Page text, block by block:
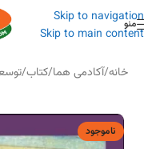
محتوا
Skip to navigation
Skip to main content
منو
خانه/آکادمی هما/کتاب/
ناموجود